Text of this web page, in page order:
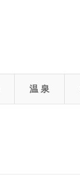
温 泉